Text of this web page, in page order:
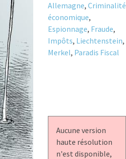
Allemagne, Criminalité
économique,
Espionnage, Fraude,
Impôts, Liechtenstein,
Merkel, Paradis Fiscal
Aucune version
haute résolution
n'est disponible,